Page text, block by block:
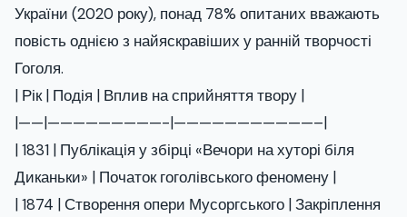
України (2020 року), понад 78% опитаних вважають
повість однією з найяскравіших у ранній творчості
Гоголя.
| Рік | Подія | Вплив на сприйняття твору |
|——|—————————-|———————————–|
| 1831 | Публікація у збірці «Вечори на хуторі біля
Диканьки» | Початок гоголівського феномену |
| 1874 | Створення опери Мусоргського | Закріплення